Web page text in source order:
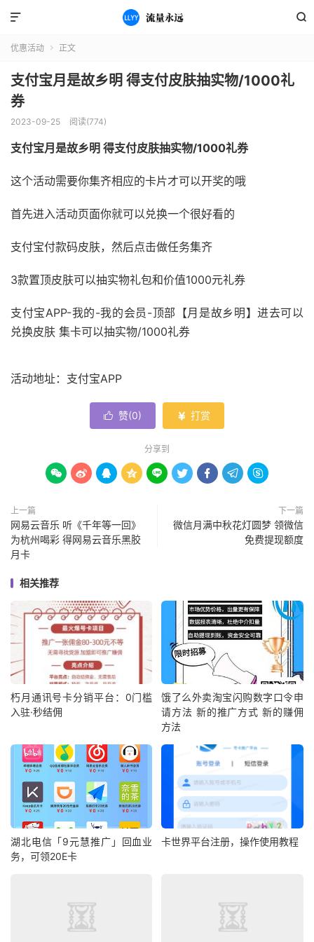


优惠活动  正文
支付宝月是故乡明 得支付皮肤抽实物/1000礼
券
2023-09-25 阅读(774)
支付宝月是故乡明 得支付皮肤抽实物/1000礼券
这个活动需要你集齐相应的卡片才可以开奖的哦
首先进入活动页面你就可以兑换一个很好看的
支付宝付款码皮肤，然后点击做任务集齐
3款置顶皮肤可以抽实物礼包和价值1000元礼券
支付宝APP-我的-我的会员-顶部【月是故乡明】进去可以
兑换皮肤 集卡可以抽实物/1000礼券
活动地址：支付宝APP
 赞(0)  打赏
分享到
        
上一篇
网易云音乐 听《千年等一回》
为杭州喝彩 得网易云音乐黑胶
月卡
下一篇
微信月满中秋花灯圆梦 领微信
免费提现额度
相关推荐
朽月通讯号卡分销平台：0门槛
入驻·秒结佣
饿了么外卖淘宝闪购数字口令申
请方法 新的推广方式 新的赚佣
方法
湖北电信「9元慧推广」回血业
务，可领20E卡
卡世界平台注册，操作使用教程